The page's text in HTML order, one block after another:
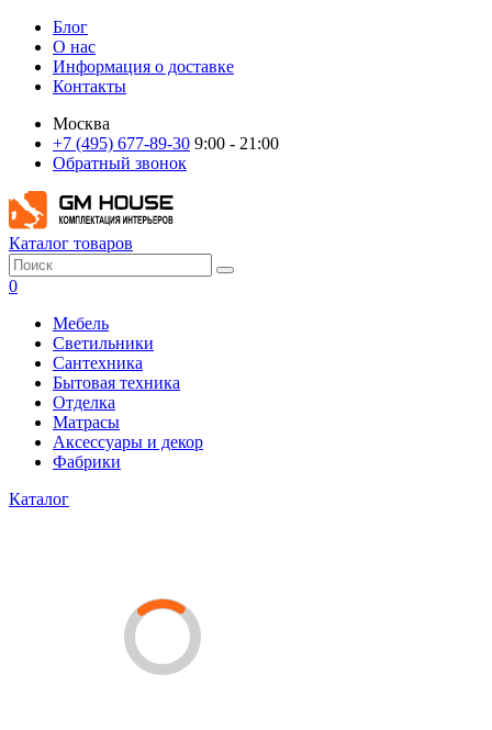
Блог
О нас
Информация о доставке
Контакты
Москва
+7 (495) 677-89-30 9:00 - 21:00
Обратный звонок
Каталог товаров
0
Мебель
Светильники
Сантехника
Бытовая техника
Отделка
Матрасы
Аксессуары и декор
Фабрики
Каталог